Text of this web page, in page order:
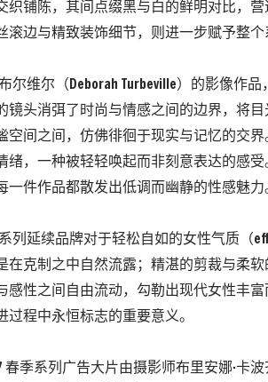
织铺陈，其间点缀黑与白的鲜明对比，
滚边与精致装饰细节，则进一步赋予整个
尔维尔（Deborah Turbeville）的影像作
镜头消弭了时尚与情感之间的边界，将
空间之间，仿佛徘徊于现实与记忆的交
绪，一种被轻轻唤起而非刻意表达的感
一件作品都散发出低调而幽静的性感魅力
列延续品牌对于轻松自如的女性气质（
在克制之中自然流露；精湛的剪裁与柔
感性之间自由流动，勾勒出现代女性丰
过程中永恒标志的重要意义。
春季系列广告大片由摄影师布里安娜·卡